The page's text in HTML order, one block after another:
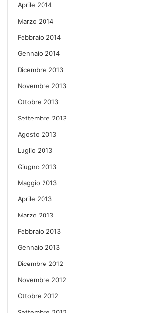
Aprile 2014
Marzo 2014
Febbraio 2014
Gennaio 2014
Dicembre 2013
Novembre 2013
Ottobre 2013
Settembre 2013
Agosto 2013
Luglio 2013
Giugno 2013
Maggio 2013
Aprile 2013
Marzo 2013
Febbraio 2013
Gennaio 2013
Dicembre 2012
Novembre 2012
Ottobre 2012